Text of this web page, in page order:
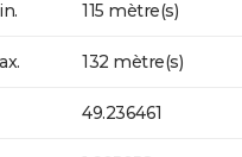
115 mètre(s)
132 mètre(s)
49.236461